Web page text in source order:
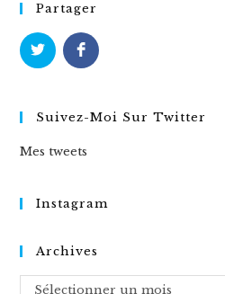
Partager
Suivez-Moi Sur Twitter
Mes tweets
Instagram
Archives
Archives
Sélectionner un mois